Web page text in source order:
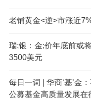
老铺黄金<逆>市涨近
瑞;银：金;价年底前或
3500美元
每日一词 | 华商‘基’金
公募基金高质量发展在